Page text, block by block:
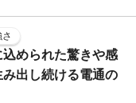
込められた驚きや感
出し続ける電通の